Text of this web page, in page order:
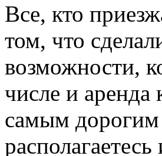
Все, кто
том, что
возможности,
числе и аренда
самым